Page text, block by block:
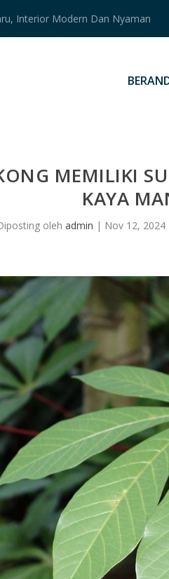
Interior Modern Dan Nyaman
MEMILIKI
KAYA
oleh admin | Nov 12, 2024